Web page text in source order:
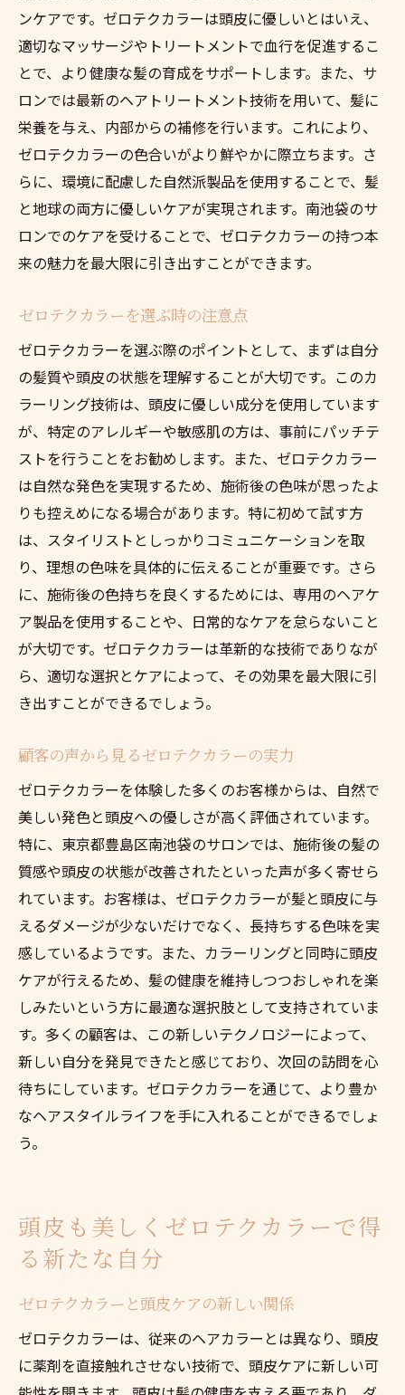
ンケアです。ゼロテクカラーは頭皮に優しいとはいえ、
適切なマッサージやトリートメントで血行を促進するこ
とで、より健康な髪の育成をサポートします。また、サ
ロンでは最新のヘアトリートメント技術を用いて、髪に
栄養を与え、内部からの補修を行います。これにより、
ゼロテクカラーの色合いがより鮮やかに際立ちます。さ
らに、環境に配慮した自然派製品を使用することで、髪
と地球の両方に優しいケアが実現されます。南池袋のサ
ロンでのケアを受けることで、ゼロテクカラーの持つ本
来の魅力を最大限に引き出すことができます。
ゼロテクカラーを選ぶ時の注意点
ゼロテクカラーを選ぶ際のポイントとして、まずは自分
の髪質や頭皮の状態を理解することが大切です。このカ
ラーリング技術は、頭皮に優しい成分を使用しています
が、特定のアレルギーや敏感肌の方は、事前にパッチテ
ストを行うことをお勧めします。また、ゼロテクカラー
は自然な発色を実現するため、施術後の色味が思ったよ
りも控えめになる場合があります。特に初めて試す方
は、スタイリストとしっかりコミュニケーションを取
り、理想の色味を具体的に伝えることが重要です。さら
に、施術後の色持ちを良くするためには、専用のヘアケ
ア製品を使用することや、日常的なケアを怠らないこと
が大切です。ゼロテクカラーは革新的な技術でありなが
ら、適切な選択とケアによって、その効果を最大限に引
き出すことができるでしょう。
顧客の声から見るゼロテクカラーの実力
ゼロテクカラーを体験した多くのお客様からは、自然で
美しい発色と頭皮への優しさが高く評価されています。
特に、東京都豊島区南池袋のサロンでは、施術後の髪の
質感や頭皮の状態が改善されたといった声が多く寄せら
れています。お客様は、ゼロテクカラーが髪と頭皮に与
えるダメージが少ないだけでなく、長持ちする色味を実
感しているようです。また、カラーリングと同時に頭皮
ケアが行えるため、髪の健康を維持しつつおしゃれを楽
しみたいという方に最適な選択肢として支持されていま
す。多くの顧客は、この新しいテクノロジーによって、
新しい自分を発見できたと感じており、次回の訪問を心
待ちにしています。ゼロテクカラーを通じて、より豊か
なヘアスタイルライフを手に入れることができるでしょ
う。
頭皮も美しくゼロテクカラーで得
る新たな自分
ゼロテクカラーと頭皮ケアの新しい関係
ゼロテクカラーは、従来のヘアカラーとは異なり、頭皮
に薬剤を直接触れさせない技術で、頭皮ケアに新しい可